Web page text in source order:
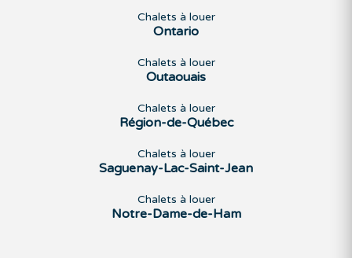
Chalets à louer
Ontario
Chalets à louer
Outaouais
Chalets à louer
Région-de-Québec
Chalets à louer
Saguenay-Lac-Saint-Jean
Chalets à louer
Notre-Dame-de-Ham